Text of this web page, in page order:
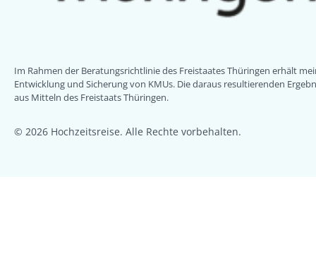
Im Rahmen der Beratungsrichtlinie des Freistaates Thüringen erhält
Entwicklung und Sicherung von KMUs. Die daraus resultierenden
aus Mitteln des Freistaats Thüringen.
© 2026 Hochzeitsreise. Alle Rechte vorbehalten.